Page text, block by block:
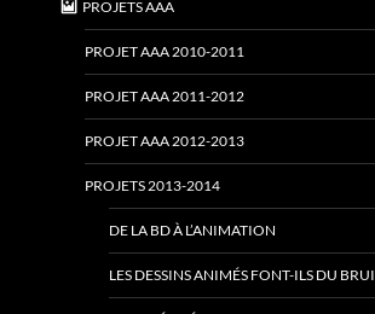
PROJETS AAA
PROJET AAA 2010-2011
PROJET AAA 2011-2012
PROJET AAA 2012-2013
PROJETS 2013-2014
DE LA BD À L’ANIMATION
LES DESSINS ANIMÉS FONT-ILS DU